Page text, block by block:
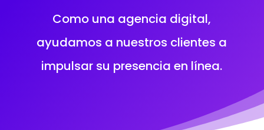
Como una agencia digital,
ayudamos a nuestros clientes a
impulsar su presencia en línea.